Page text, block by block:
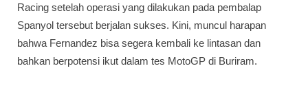
Racing setelah operasi yang dilakukan pada pembalap
Spanyol tersebut berjalan sukses. Kini, muncul harapan
bahwa Fernandez bisa segera kembali ke lintasan dan
bahkan berpotensi ikut dalam tes MotoGP di Buriram.